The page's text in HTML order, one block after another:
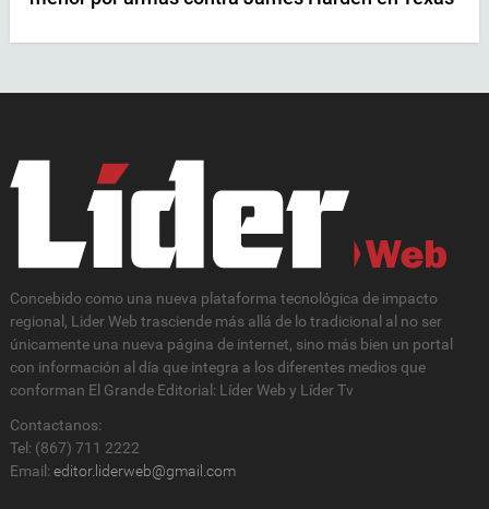
Concebido como una nueva plataforma tecnológica de impacto
regional, Lider Web trasciende más allá de lo tradicional al no ser
únicamente una nueva página de internet, sino más bien un portal
con información al día que integra a los diferentes medios que
conforman El Grande Editorial: Líder Web y Líder Tv
Contactanos:
Tel: (867) 711 2222
Email: editor.liderweb@gmail.com